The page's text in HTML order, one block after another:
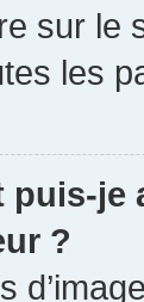
sur le
les
puis-je
?